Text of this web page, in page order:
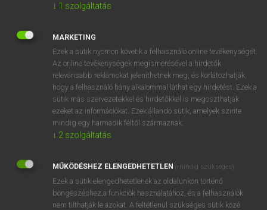
SZOTAR.NET APPLIKÁCIÓ
MICROSOFT OFFICE BŐVÍTMÉNY
BEÉPÜLŐ SZÓTÁRMODUL
ONLINE NYELVVIZSGA
EGYÉNI FELHASZNÁLÓKNAK
TANULÓKNAK
OKTATÁSI INTÉZMÉNYEKNEK
↓ 1 szolgáltatás
MARKETING
Ezek a sütik nyomon követik a felhasználó online tevékenységét.
Az online tevékenységek megismerésével a hirdetők
relevánsabb reklámokat jeleníthetnek meg, és korlátozhatják,
hogy a felhasználó hány alkalommal láthat egy hirdetést. Ezek a
sütik más szervezetekkel és hirdetőkkel is megoszthatják
ezeket az információkat. Ezek állandó sütik, amelyek szinte
mindig egy harmadik féltől származnak.
↓ 2 szolgáltatás
MŰKÖDÉSHEZ ELENGEDHETETLEN (mindig szükséges)
Ezek a sütik elengedhetetlenek az oldalunkon történő
böngészéshez,a funkciók használatához, és a felhasználók
nem tilthatják le azokat. A feltétlenül szükséges sütik közé